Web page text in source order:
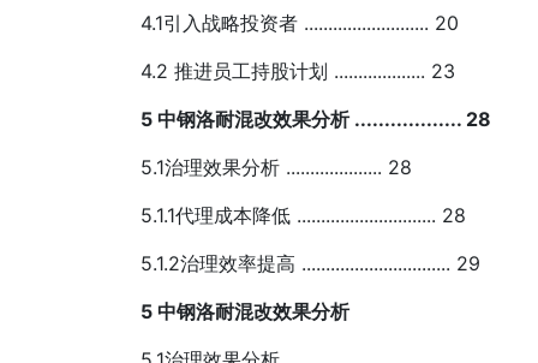
4.1引入战略投资者 .......................... 20
4.2 推进员工持股计划 ................... 23
5 中钢洛耐混改效果分析 .................. 28
5.1治理效果分析 .................... 28
5.1.1代理成本降低 ............................. 28
5.1.2治理效率提高 ............................... 29
5 中钢洛耐混改效果分析